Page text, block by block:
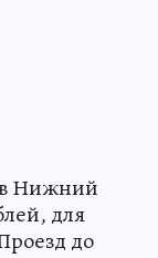
в Нижний
для
до